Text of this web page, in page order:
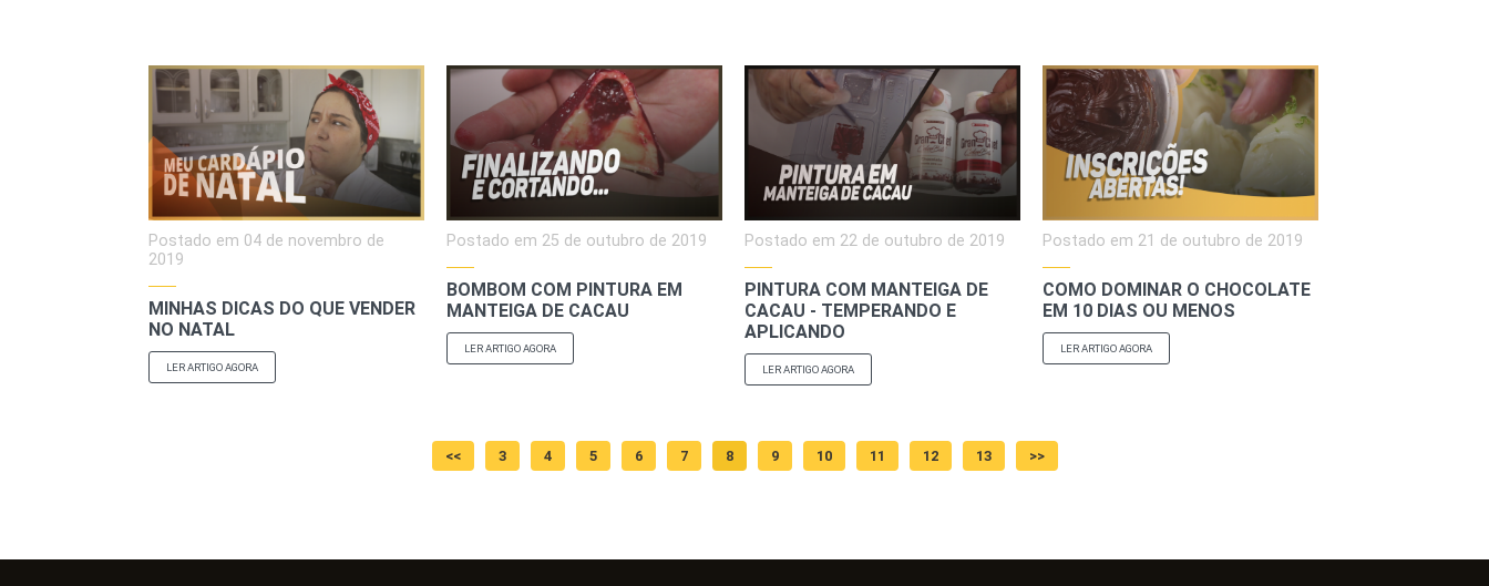
Postado em 04 de novembro de
2019
MINHAS DICAS DO QUE VENDER
NO NATAL
LER ARTIGO AGORA
Postado em 25 de outubro de 2019
BOMBOM COM PINTURA EM
MANTEIGA DE CACAU
LER ARTIGO AGORA
Postado em 22 de outubro de 2019
PINTURA COM MANTEIGA DE
CACAU - TEMPERANDO E
APLICANDO
LER ARTIGO AGORA
Postado em 21 de outubro de 2019
COMO DOMINAR O CHOCOLATE
EM 10 DIAS OU MENOS
LER ARTIGO AGORA
<< 3 4 5 6 7 8 9 10 11 12 13 >>